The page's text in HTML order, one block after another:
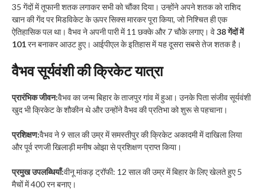
35 गेंदों में तूफानी शतक लगाकर सभी को चौंका दिया। उन्होंने अपने शतक को राशिद
खान की गेंद पर मिडविकेट के ऊपर सिक्स मारकर पूरा किया, जो निश्चित ही एक
ऐतिहासिक पल था। वैभव ने अपनी पारी में 11 छक्के और 7 चौके लगाए। वे38 गेंदों में
101रन बनाकर आउट हुए। आईपीएल के इतिहास में यह दूसरा सबसे तेज शतक है।
वैभव सूर्यवंशी की क्रिकेट यात्रा
प्रारंभिक जीवन:वैभव का जन्म बिहार के ताजपुर गांव में हुआ। उनके पिता संजीव सूर्यवंशी
खुद भी क्रिकेट के शौकीन थे और उन्होंने वैभव की प्रतिभा को शुरू से पहचाना।
प्रशिक्षण:वैभव ने 9 साल की उम्र में समस्तीपुर की क्रिकेट अकादमी में दाखिला लिया
और पूर्व रणजी खिलाड़ी मनीष ओझा से प्रशिक्षण प्राप्त किया।
प्रमुख उपलब्धियाँ:वीनू मांकड़ ट्रॉफी: 12 साल की उम्र में बिहार के लिए खेलते हुए 5
मैचों में 400 रन बनाए।